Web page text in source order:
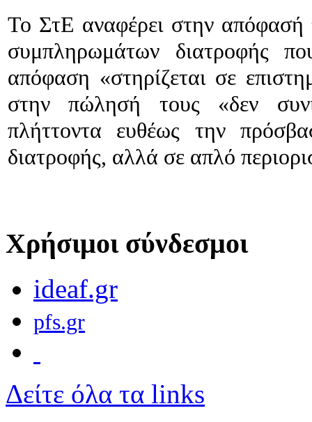
Το ΣτΕ αναφέρει στην απόφασή
συμπληρωμάτων διατροφής
απόφαση «στηρίζεται σε
στην πώλησή τους «δεν
πλήττοντα ευθέως την
διατροφής, αλλά σε απλό
Χρήσιμοι σύνδεσμοι
ideaf.gr
pfs.gr
Δείτε όλα τα links